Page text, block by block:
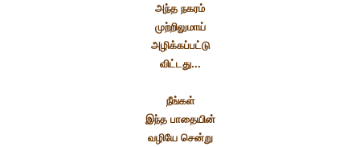
அந்த நகரம்
முற்றிலுமாய்
அழிக்கப்பட்டு
விட்டது...
நீங்கள்
இந்த பாதையின்
வழியே சென்று